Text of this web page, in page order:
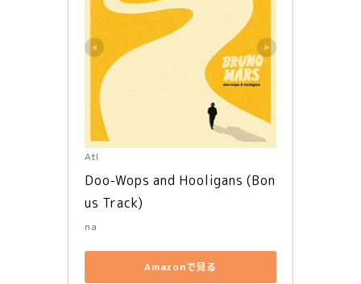
Atl
Doo-Wops and Hooligans (Bon
us Track)
na
Amazonで見る